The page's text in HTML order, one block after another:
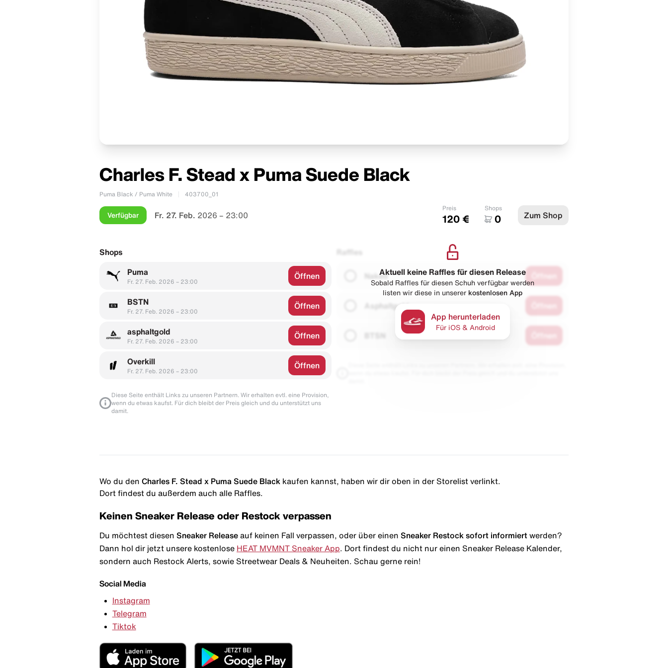
Charles F. Stead x Puma Suede Black
Puma Black / Puma White 403700_01
Verfügbar Fr. 27. Feb. 2026 – 23:00
Preis
120 €
Shops
0 Zum Shop
Shops
Puma
Fr. 27. Feb. 2026 – 23:00
Öffnen
BSTN
Fr. 27. Feb. 2026 – 23:00
Öffnen
asphaltgold
Fr. 27. Feb. 2026 – 23:00
Öffnen
Overkill
Fr. 27. Feb. 2026 – 23:00
Öffnen
Diese Seite enthält Links zu unseren Partnern. Wir erhalten evtl. eine Provision,
wenn du etwas kaufst. Für dich bleibt der Preis gleich und du unterstützt uns
damit.
Raffles
Naked
Asphaltgold
Aktuell keine Raffles für diesen Release
Sobald Raffles für diesen Schuh verfügbar werden
listen wir diese in unserer kostenlosen App
App herunterladen
Für iOS & Android
Wo du den Charles F. Stead x Puma Suede Black kaufen kannst, haben wir dir oben in der Storelist verlinkt.
Dort findest du außerdem auch alle Raffles.
Keinen Sneaker Release oder Restock verpassen
Du möchtest diesen Sneaker Release auf keinen Fall verpassen, oder über einen Sneaker Restock sofort informiert werden?
Dann hol dir jetzt unsere kostenlose HEAT MVMNT Sneaker App . Dort findest du nicht nur einen Sneaker Release Kalender,
sondern auch Restock Alerts, sowie Streetwear Deals & Neuheiten. Schau gerne rein!
Social Media
Instagram
Telegram
Tiktok